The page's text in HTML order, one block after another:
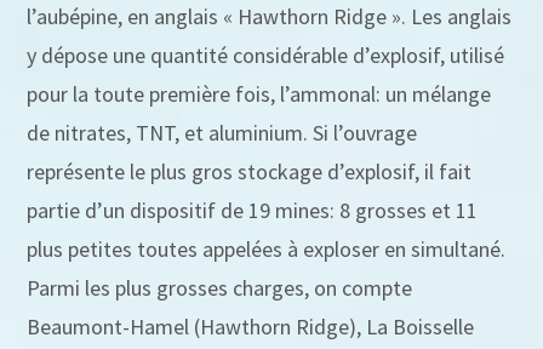
l’aubépine, en anglais « Hawthorn Ridge ». Les anglais
y dépose une quantité considérable d’explosif, utilisé
pour la toute première fois, l’ammonal: un mélange
de nitrates, TNT, et aluminium. Si l’ouvrage
représente le plus gros stockage d’explosif, il fait
partie d’un dispositif de 19 mines: 8 grosses et 11
plus petites toutes appelées à exploser en simultané.
Parmi les plus grosses charges, on compte
Beaumont-Hamel (Hawthorn Ridge), La Boisselle